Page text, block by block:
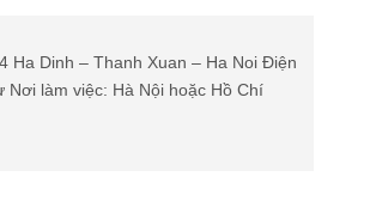
Ha Dinh – Thanh Xuan – Ha Noi Điện
làm việc: Hà Nội hoặc Hồ Chí